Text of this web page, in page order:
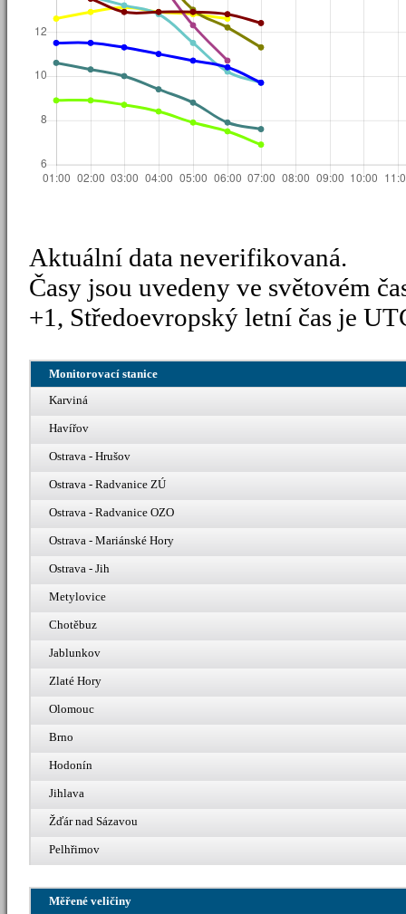
Monitorovací stanice
Karviná
Havířov
Ostrava - Hrušov
Ostrava - Radvanice ZÚ
Ostrava - Radvanice OZO
Ostrava - Mariánské Hory
Ostrava - Jih
Metylovice
Chotěbuz
Jablunkov
Zlaté Hory
Olomouc
Brno
Hodonín
Jihlava
Žďár nad Sázavou
Pelhřimov
Měřené veličiny
Aktuální data neverifikovaná.
Časy jsou uvedeny ve světovém
+1, Středoevropský letní čas je